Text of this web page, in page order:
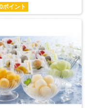
イント